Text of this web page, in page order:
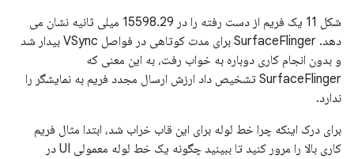
شکل 11 یک فریم از دست رفته را در 15598.29 میلی ثانیه نشان می
دهد. SurfaceFlinger برای مدت کوتاهی در فواصل VSync بیدار شد
و بدون انجام کاری دوباره به خواب رفت، به این معنی که
SurfaceFlinger تشخیص داد ارزش ارسال مجدد فریم به نمایشگر را
ندارد.
برای درک اینکه چرا خط لوله برای این قاب خراب شد، ابتدا مثال فریم
کاری بالا را مرور کنید تا ببینید چگونه یک خط لوله معمولی UI در